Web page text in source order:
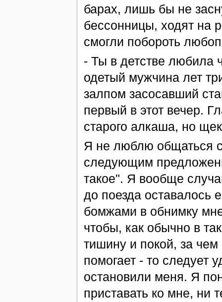
барах, лишь бы не
бессонницы, ходят на
смогли побороть
- Ты в детстве любила
одетый мужчина лет
залпом засосавший
первый в этот вечер.
старого алкаша, но
Я не люблю общаться с
следующим
такое". Я вообще
до поезда оставалось
бомжами в обнимку
чтобы, как обычно в
тишину и покой, за
помогает - то следует
остановили меня. Я
приставать ко мне, ни